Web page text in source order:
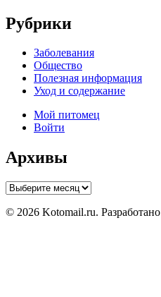
Рубрики
Заболевания
Общество
Полезная информация
Уход и содержание
Мой питомец
Войти
Архивы
Архивы
© 2026 Kotomail.ru. Разработано